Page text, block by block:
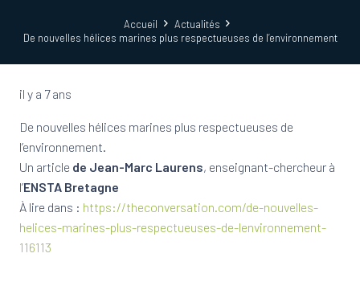
Accueil
Actualités
De nouvelles hélices marines plus respectueuses de l’environnement
il y a 7 ans
De nouvelles hélices marines plus respectueuses de
l’environnement.
Un article de Jean-Marc Laurens, enseignant-chercheur à
l’ENSTA Bretagne
À lire dans : https://theconversation.com/de-nouvelles-
helices-marines-plus-respectueuses-de-lenvironnement-
116113